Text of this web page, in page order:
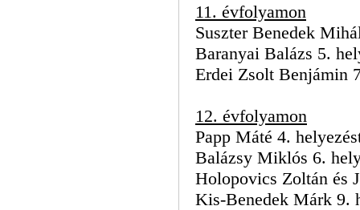
11. évfolyamon
Suszter Benedek
Baranyai Balázs 5.
Erdei Zsolt Benjámin
12. évfolyamon
Papp Máté 4.
Balázsy Miklós 6.
Holopovics Zoltán és
Kis-Benedek Márk 9.